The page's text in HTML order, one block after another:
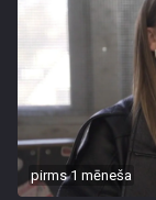
pirms 1 mēneša